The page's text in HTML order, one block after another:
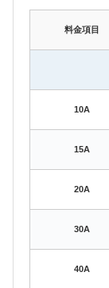
料金項目
10A
15A
20A
30A
40A